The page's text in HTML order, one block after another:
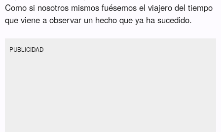
Como si nosotros mismos fuésemos el viajero del tiempo
que viene a observar un hecho que ya ha sucedido.
PUBLICIDAD